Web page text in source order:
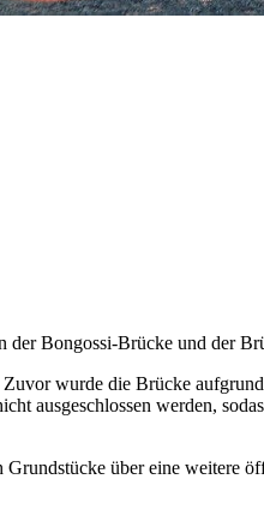
Bongossi-Brücke und der
wurde die Brücke
ausgeschlossen werden,
über eine weitere